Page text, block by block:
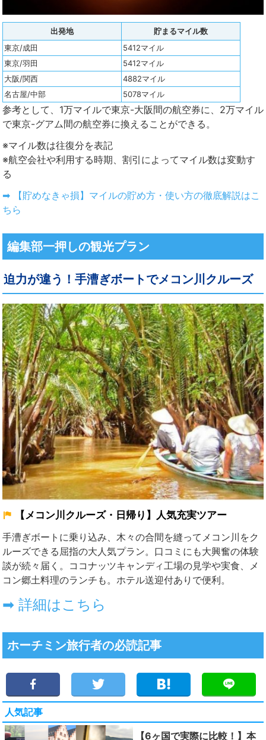
出発地
貯まるマイル数
東京/成田
5412マイル
東京/羽田
5412マイル
大阪/関西
4882マイル
名古屋/中部
5078マイル
参考として、1万マイルで東京-大阪間の航空券に、2万マイル
で東京-グアム間の航空券に換えることができる。
※マイル数は往復分を表記
※航空会社や利用する時期、割引によってマイル数は変動す
る
➡ 【貯めなきゃ損】マイルの貯め方・使い方の徹底解説はこ
ちら
編集部一押しの観光プラン
迫力が違う！手漕ぎボートでメコン川クルーズ
【メコン川クルーズ・日帰り】人気充実ツアー
手漕ぎボートに乗り込み、木々の合間を縫ってメコン川をク
ルーズできる屈指の大人気プラン。口コミにも大興奮の体験
談が続々届く。ココナッツキャンディ工場の見学や実食、メ
コン郷土料理のランチも。ホテル送迎付ありで便利。
➡ 詳細はこちら
ホーチミン旅行者の必読記事
人気記事
【6ヶ国で実際に比較！】本